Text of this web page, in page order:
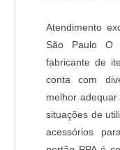
Atendimento
São Paulo O
fabricante de
conta com
melhor
situações de
acessórios